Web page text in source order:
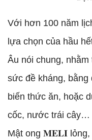
Với hơn 100 năm
lựa chọn của hầu
Âu nói chung,
sức đề kháng, bằng
biến thức ăn, hoặc
cốc, nước trái cây…
Mật ong 𝐌𝐄𝐋𝐈